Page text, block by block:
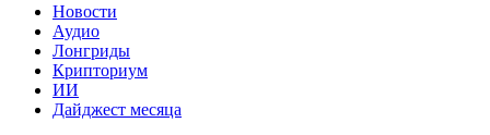
Новости
Аудио
Лонгриды
Крипториум
ИИ
Дайджест месяца